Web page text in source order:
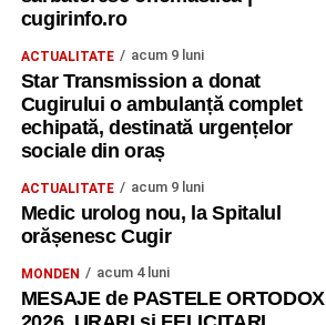
cugirinfo.ro
ACTUALITATE acum 9 luni
Star Transmission a donat
Cugirului o ambulanță complet
echipată, destinată urgențelor
sociale din oraș
ACTUALITATE acum 9 luni
Medic urolog nou, la Spitalul
orășenesc Cugir
MONDEN acum 4 luni
MESAJE de PASTELE ORTODOX